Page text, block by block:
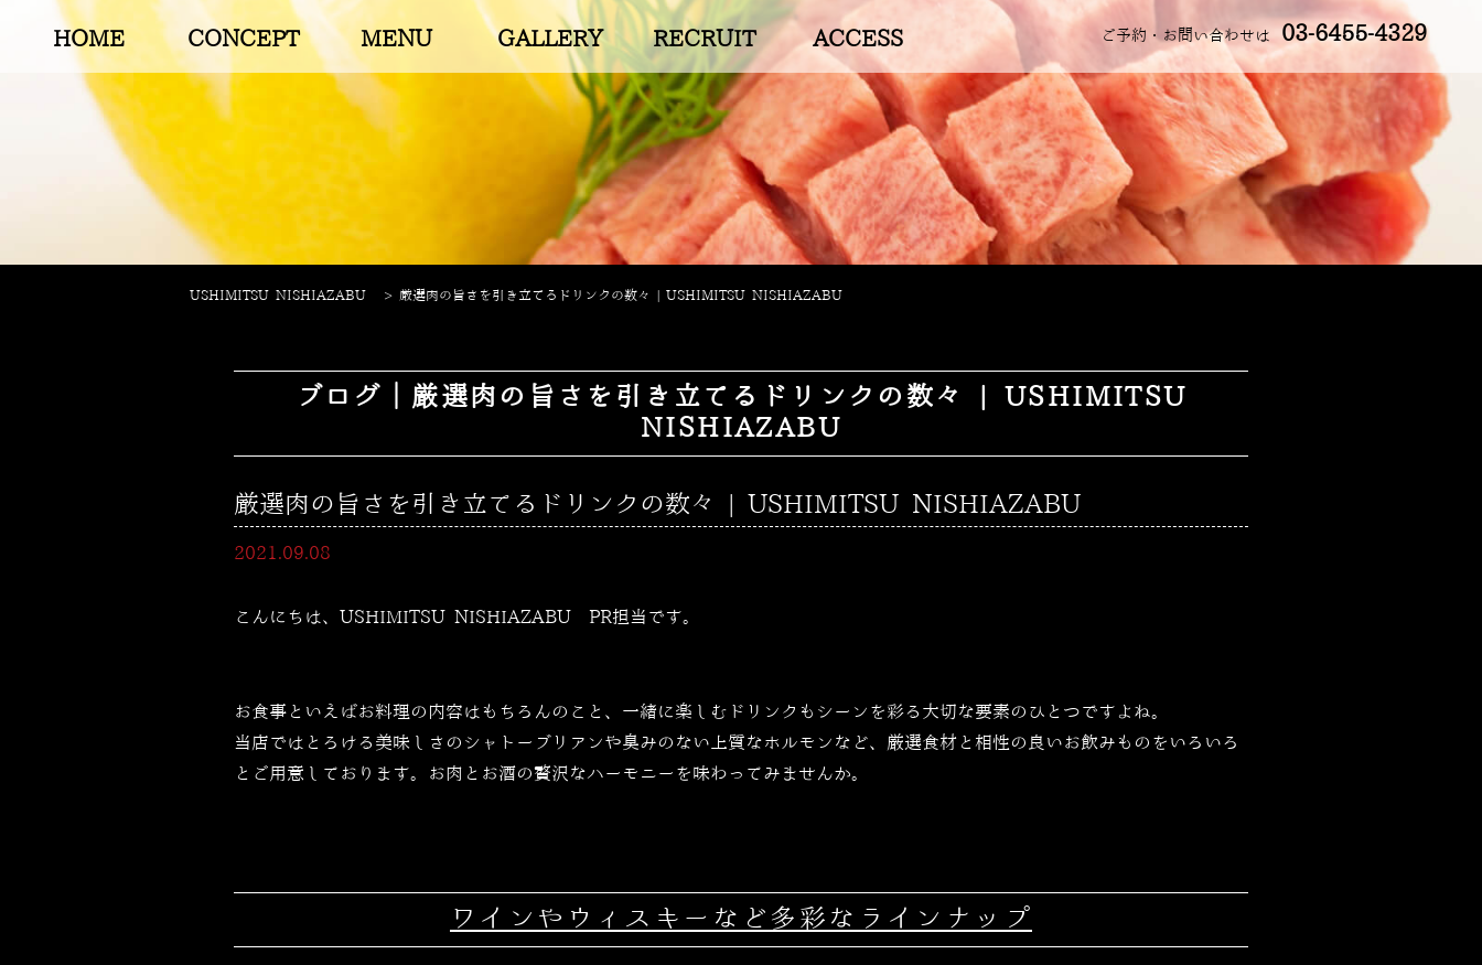
HOME CONCEPT MENU GALLERY RECRUIT ACCESS ご予約・お問い合わせは 03-6455-4329
USHIMITSU NISHIAZABU > 厳選肉の旨さを引き立てるドリンクの数々 | USHIMITSU NISHIAZABU
ブログ｜厳選肉の旨さを引き立てるドリンクの数々 | USHIMITSU
NISHIAZABU
厳選肉の旨さを引き立てるドリンクの数々 | USHIMITSU NISHIAZABU
2021.09.08
こんにちは、USHIMITSU NISHIAZABU PR担当です。
お食事といえばお料理の内容はもちろんのこと、一緒に楽しむドリンクもシーンを彩る大切な要素のひとつですよね。
当店ではとろける美味しさのシャトーブリアンや臭みのない上質なホルモンなど、厳選食材と相性の良いお飲みものをいろいろ
とご用意しております。お肉とお酒の贅沢なハーモニーを味わってみませんか。
ワインやウィスキーなど多彩なラインナップ